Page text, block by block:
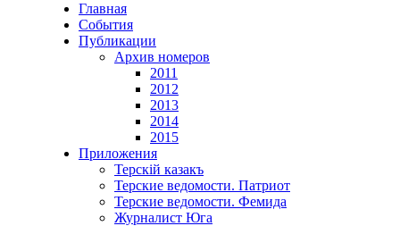
Главная
События
Публикации
Архив номеров
2011
2012
2013
2014
2015
Приложения
Терскiй казакъ
Терские ведомости. Патриот
Терские ведомости. Фемида
Журналист Юга